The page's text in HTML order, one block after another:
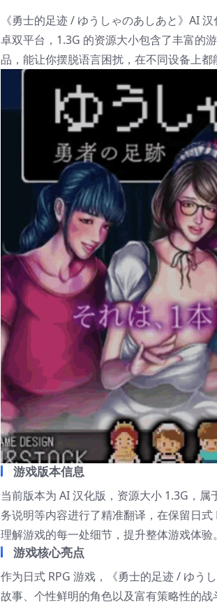
《勇士的足迹 / ゆうしゃのあしあと》AI
卓双平台，1.3G 的资源大小包含了丰富的
品，能让你摆脱语言困扰，在不同设备上
游戏版本信息
当前版本为 AI 汉化版，资源大小 1.3G，
务说明等内容进行了精准翻译，在保留日
理解游戏的每一处细节，提升整体游戏体验
游戏核心亮点
作为日式 RPG 游戏，《勇士的足迹 / ゆう
故事、个性鲜明的角色以及富有策略性的